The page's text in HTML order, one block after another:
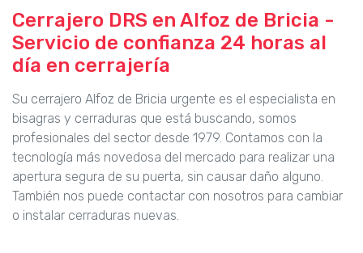
Cerrajero DRS en Alfoz de Bricia -
Servicio de confianza 24 horas al
día en cerrajería
Su cerrajero Alfoz de Bricia urgente es el especialista en
bisagras y cerraduras que está buscando, somos
profesionales del sector desde 1979. Contamos con la
tecnología más novedosa del mercado para realizar una
apertura segura de su puerta, sin causar daño alguno.
También nos puede contactar con nosotros para cambiar
o instalar cerraduras nuevas.